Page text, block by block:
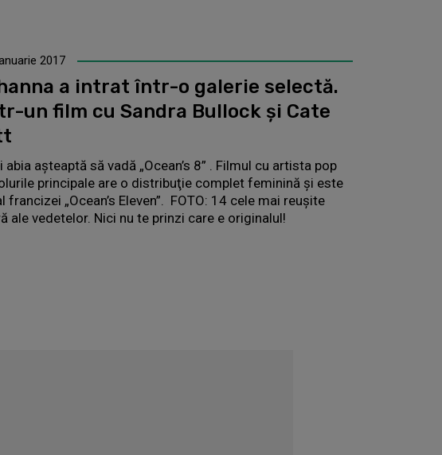
2017
a intrat într-o galerie selectă.
un film cu Sandra Bullock şi Cate
abia aşteaptă să vadă „Ocean’s 8” . Filmul cu artista pop
principale are o distribuţie complet feminină şi este
francizei „Ocean’s Eleven”. FOTO: 14 cele mai reuşite
ale vedetelor. Nici nu te prinzi care e originalul!